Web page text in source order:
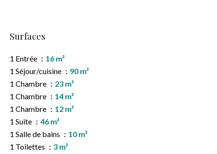
Surfaces
1 Entrée
16 m²
1 Séjour/cuisine
90 m²
1 Chambre
23 m²
1 Chambre
14 m²
1 Chambre
12 m²
1 Suite
46 m²
1 Salle de bains
10 m²
1 Toilettes
3 m²